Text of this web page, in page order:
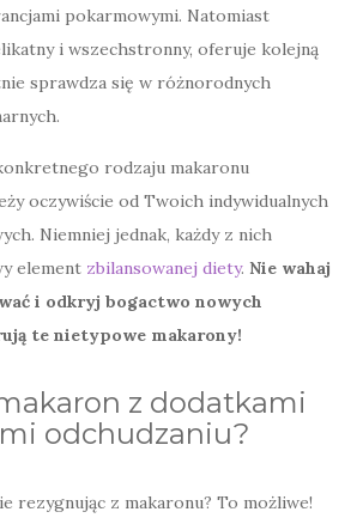
pokarmowymi. Natomiast
i wszechstronny, oferuje kolejną
sprawdza się w różnorodnych
rodzaju makaronu
oczywiście od Twoich indywidualnych
Niemniej jednak, każdy z nich
element zbilansowanej diety. Nie wahaj
i odkryj bogactwo nowych
te nietypowe makarony!
z dodatkami
odchudzaniu?
rezygnując z makaronu? To możliwe!